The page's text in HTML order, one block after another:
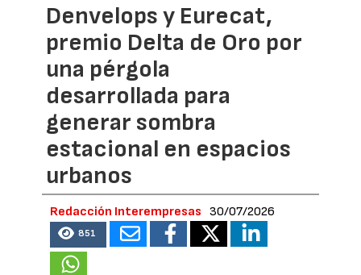
Denvelops y Eurecat,
premio Delta de Oro por
una pérgola
desarrollada para
generar sombra
estacional en espacios
urbanos
Redacción Interempresas 30/07/2026
851